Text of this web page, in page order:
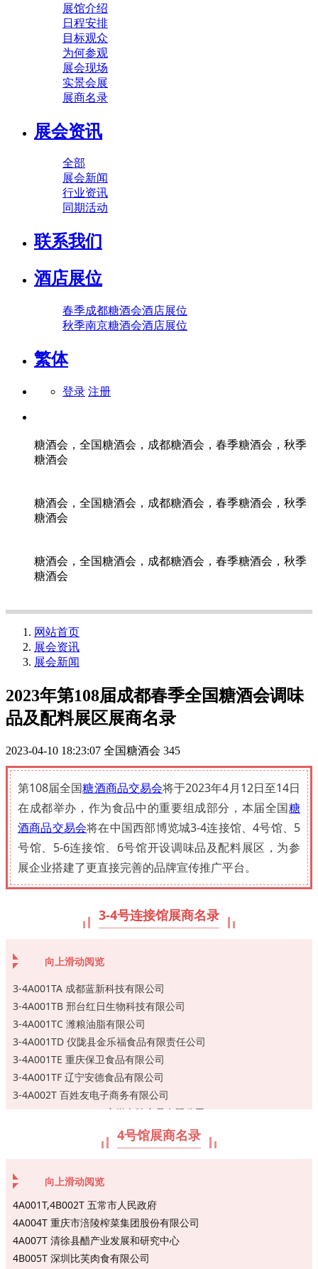
展馆介绍
日程安排
目标观众
为何参观
展会现场
实景会展
展商名录
展会资讯
全部
展会新闻
行业资讯
同期活动
联系我们
酒店展位
春季成都糖酒会酒店展位
秋季南京糖酒会酒店展位
繁体
登录 注册
糖酒会，全国糖酒会，成都糖酒会，春季糖酒会，秋季
糖酒会
糖酒会，全国糖酒会，成都糖酒会，春季糖酒会，秋季
糖酒会
糖酒会，全国糖酒会，成都糖酒会，春季糖酒会，秋季
糖酒会
网站首页
展会资讯
展会新闻
2023年第108届成都春季全国糖酒会调味
品及配料展区展商名录
2023-04-10 18:23:07 全国糖酒会 345
第108届全国糖酒商品交易会将于2023年4月12日至14日
在成都举办，作为食品中的重要组成部分，本届全国糖
酒商品交易会将在中国西部博览城3-4连接馆、4号馆、5
号馆、5-6连接馆、6号馆开设调味品及配料展区，为参
展企业搭建了更直接完善的品牌宣传推广平台。
3-4号连接馆展商名录
向上滑动阅览
3-4A001TA 成都蓝新科技有限公司
3-4A001TB 邢台红日生物科技有限公司
3-4A001TC 潍粮油脂有限公司
3-4A001TD 仪陇县金乐福食品有限责任公司
3-4A001TE 重庆保卫食品有限公司
3-4A001TF 辽宁安德食品有限公司
3-4A002T 百姓友电子商务有限公司
3-4A005T,3-4A006T 安徽名珍食品有限公司
3-4B003T-1 广州和泉食品有限公司
3-4B003T-2 砀山金果园食品有限公司
3-4B004T-4 合浦创顺蛋品有限公司
3-4B007T-2 四川甄食餐饮服务有限责任公司
3-4B008T 兴化市彬旺调味食品厂
3-4B008T-2 蛟河市松山食品有限公司
3-4B010T 成都六汇鑫邦农业科技有限公司
4号馆展商名录
向上滑动阅览
4A001T,4B002T 五常市人民政府
4A004T 重庆市涪陵榨菜集团股份有限公司
4A007T 清徐县醋产业发展和研究中心
4B005T 深圳比芙肉食有限公司